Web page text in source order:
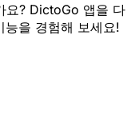
요? DictoGo 앱을 다
을 경험해 보세요!